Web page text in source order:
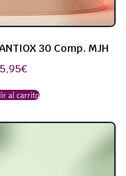
30 Comp. MJH
€
al carrito